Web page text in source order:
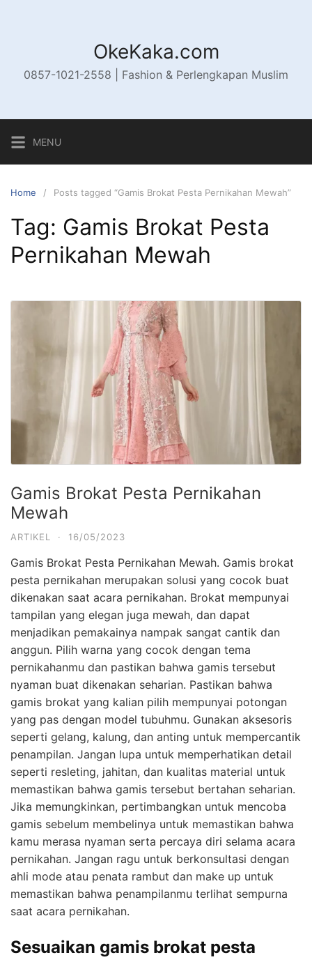
OkeKaka.com
0857-1021-2558 | Fashion & Perlengkapan Muslim
MENU
Home Posts tagged “Gamis Brokat Pesta Pernikahan Mewah”
Tag: Gamis Brokat Pesta
Pernikahan Mewah
Gamis Brokat Pesta Pernikahan
Mewah
ARTIKEL · 16/05/2023
Gamis Brokat Pesta Pernikahan Mewah. Gamis brokat
pesta pernikahan merupakan solusi yang cocok buat
dikenakan saat acara pernikahan. Brokat mempunyai
tampilan yang elegan juga mewah, dan dapat
menjadikan pemakainya nampak sangat cantik dan
anggun. Pilih warna yang cocok dengan tema
pernikahanmu dan pastikan bahwa gamis tersebut
nyaman buat dikenakan seharian. Pastikan bahwa
gamis brokat yang kalian pilih mempunyai potongan
yang pas dengan model tubuhmu. Gunakan aksesoris
seperti gelang, kalung, dan anting untuk mempercantik
penampilan. Jangan lupa untuk memperhatikan detail
seperti resleting, jahitan, dan kualitas material untuk
memastikan bahwa gamis tersebut bertahan seharian.
Jika memungkinkan, pertimbangkan untuk mencoba
gamis sebelum membelinya untuk memastikan bahwa
kamu merasa nyaman serta percaya diri selama acara
pernikahan. Jangan ragu untuk berkonsultasi dengan
ahli mode atau penata rambut dan make up untuk
memastikan bahwa penampilanmu terlihat sempurna
saat acara pernikahan.
Sesuaikan gamis brokat pesta